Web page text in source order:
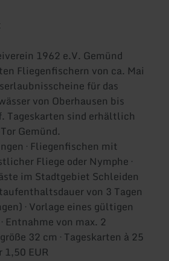
1962 e.V. Gemünd
Fliegenfischern von ca. Mai
für das
von Oberhausen bis
Tageskarten sind erhältlich
Gemünd.
· Fliegenfischen mit
Fliege oder Nymphe ·
im Stadtgebiet Schleiden
von 3 Tagen
· Vorlage eines gültigen
Entnahme von max. 2
32 cm · Tageskarten à 25
1,50 EUR